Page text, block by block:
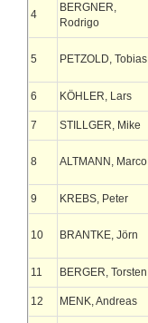
4
BERGNER,
Rodrigo
5 PETZOLD, Tobias
6 KÖHLER, Lars
7 STILLGER, Mike
8 ALTMANN, Marco
9 KREBS, Peter
10 BRANTKE, Jörn
11 BERGER, Torsten
12 MENK, Andreas